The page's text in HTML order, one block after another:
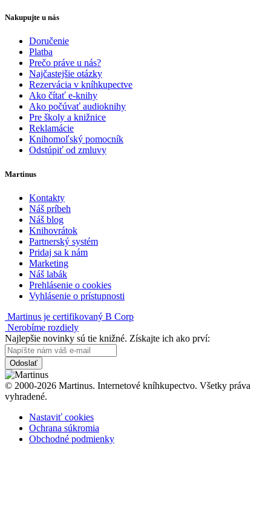
Nakupujte u nás
Doručenie
Platba
Prečo práve u nás?
Najčastejšie otázky
Rezervácia v kníhkupectve
Ako čítať e-knihy
Ako počúvať audioknihy
Pre školy a knižnice
Reklamácie
Knihomoľský pomocník
Odstúpiť od zmluvy
Martinus
Kontakty
Náš príbeh
Náš blog
Knihovrátok
Partnerský systém
Pridaj sa k nám
Marketing
Náš labák
Prehlásenie o cookies
Vyhlásenie o prístupnosti
Martinus je certifikovaný B Corp
Nerobíme rozdiely
Najlepšie novinky sú tie knižné. Získajte ich ako prví:
Odoslať
© 2000-2026 Martinus. Internetové kníhkupectvo. Všetky práva
vyhradené.
Nastaviť cookies
Ochrana súkromia
Obchodné podmienky